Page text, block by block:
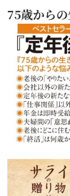
75歳から